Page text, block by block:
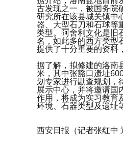
古发现之一，被国务院
研究所在该县城关镇中
器、大型石刀和石球等
类型。阿舍利文化是旧
名，如此多的西方类型
提供了十分重要的资料
据了解，拟修建的洛南
米，其中张豁口遗址
划专家进行勘查规划，
展示中心，并将邀请国
作用，将成为实习教育
环境、石器类型及遗址
西安日报（记者张红中